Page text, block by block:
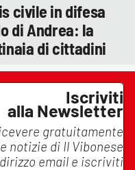
civile in difesa
di Andrea: la
di cittadini
Iscriviti
alla Newsletter
gratuitamente
notizie di Il Vibonese
email e iscriviti